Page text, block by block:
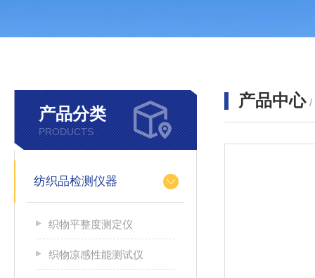
产品分类
PRODUCTS
纺织品检测仪器
织物平整度测定仪
织物凉感性能测试仪
产品中心 /